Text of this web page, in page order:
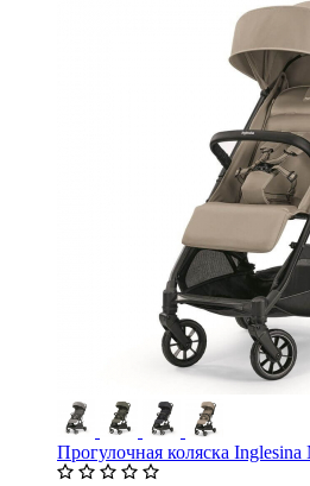
Прогулочная коляска